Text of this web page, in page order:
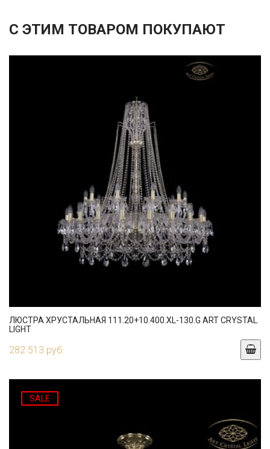
С ЭТИМ ТОВАРОМ ПОКУПАЮТ
ЛЮСТРА ХРУСТАЛЬНАЯ 111.20+10.400.XL-130.G ART CRYSTAL
LIGHT
282 513 руб.
SALE